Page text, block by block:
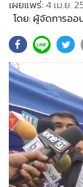
ผู้จัดการรายวัน
• ละคร
• CbizReview
• Cyber BIZ
• ผู้จัดกวน
• Good health &
Green
• Management &
• MGR Live
เผยแพร่:4 เม.ย.
โดย: ผู้จัดการออ